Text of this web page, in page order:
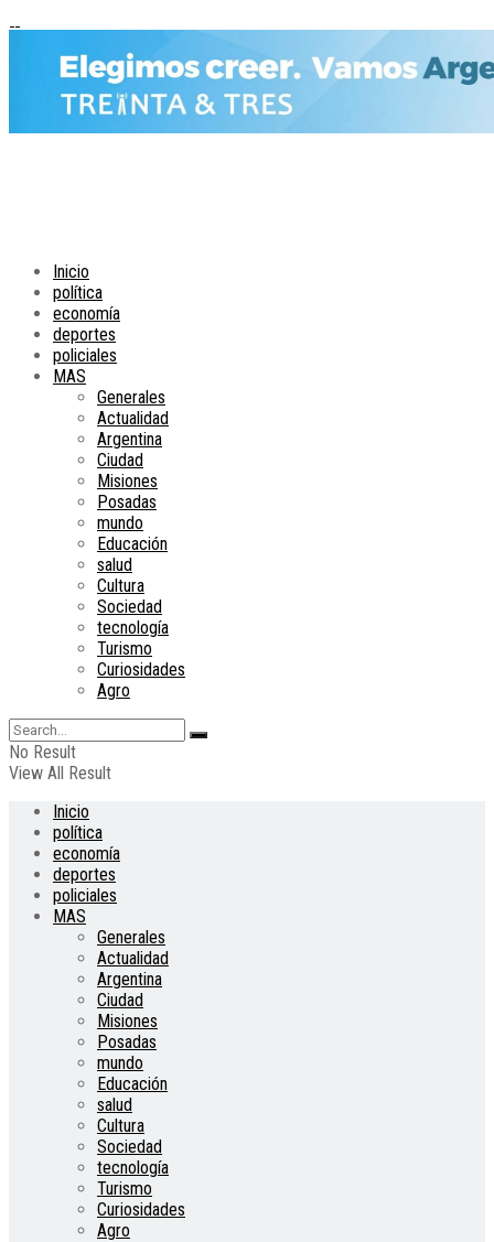
Inicio
política
economía
deportes
policiales
MAS
Generales
Actualidad
Argentina
Ciudad
Misiones
Posadas
mundo
Educación
salud
Cultura
Sociedad
tecnología
Turismo
Curiosidades
Agro
No Result
View All Result
Inicio
política
economía
deportes
policiales
MAS
Generales
Actualidad
Argentina
Ciudad
Misiones
Posadas
mundo
Educación
salud
Cultura
Sociedad
tecnología
Turismo
Curiosidades
Agro